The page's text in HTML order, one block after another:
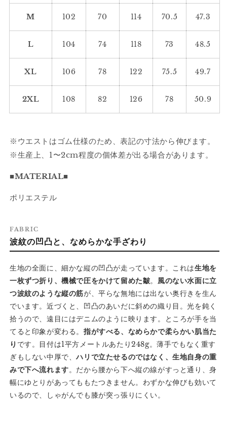
ー
ツ
ワ
ー
パ
1395
｜
一
本
決
る
め
加
減
数
量
を
減
ら
す
ー
ツ
ワ
ー
パ
1395
｜
一
本
加
減
数
量
を
増
や
す
M 102 70 114 70.5 47.3
L 104 74 118 73 48.5
XL 106 78 122 75.5 49.7
2XL 108 82 126 78 50.9
※ウエストはゴム仕様のため、表記の寸法から伸びます。
※生産上、1〜2cm程度の個体差が出る場合があります。
■MATERIAL■
ポリエステル
FABRIC
波紋の凹凸と、なめらかな手ざわり
生地の全面に、細かな縦の凹凸が走っています。これは生地を
一枚ずつ折り、機械で圧をかけて留めた皺。 風のない水面に立
つ波紋のような縦の筋が、平らな無地には出ない奥行きを生ん
でいます。近づくと、凹凸のあいだに斜めの織り目。光を鈍く
拾うので、遠目にはデニムのように映ります。ところが手を当
てると印象が変わる。 指がすべる、なめらかで柔らかい肌当た
り です。目付は1平方メートルあたり248g。薄手でもなく重す
ぎもしない中厚で、ハリで立たせるのではなく、生地自身の重
みで下へ流れます。だから腰から下へ縦の線がすっと通り、身
幅にゆとりがあってももたつきません。わずかな伸びも効いて
いるので、しゃがんでも膝が突っ張りにくい。